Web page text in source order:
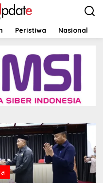
Peristiwa Nasional